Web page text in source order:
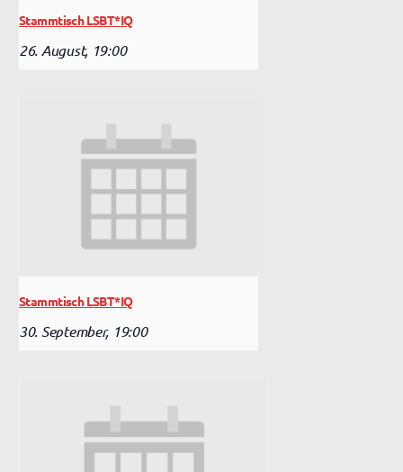
Stammtisch LSBT*IQ
26. August, 19:00
Stammtisch LSBT*IQ
30. September, 19:00